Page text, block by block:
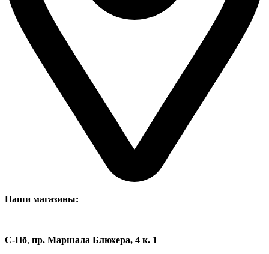
Наши магазины:
С-Пб, пр. Маршала Блюхера, 4 к. 1